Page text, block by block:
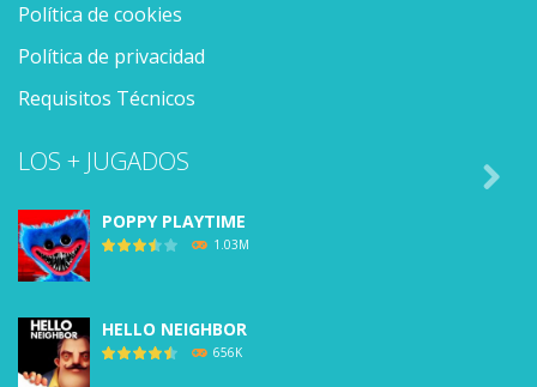
Política de cookies
Política de privacidad
Requisitos Técnicos
LOS + JUGADOS
POPPY PLAYTIME
1.03M
HELLO NEIGHBOR
656K
